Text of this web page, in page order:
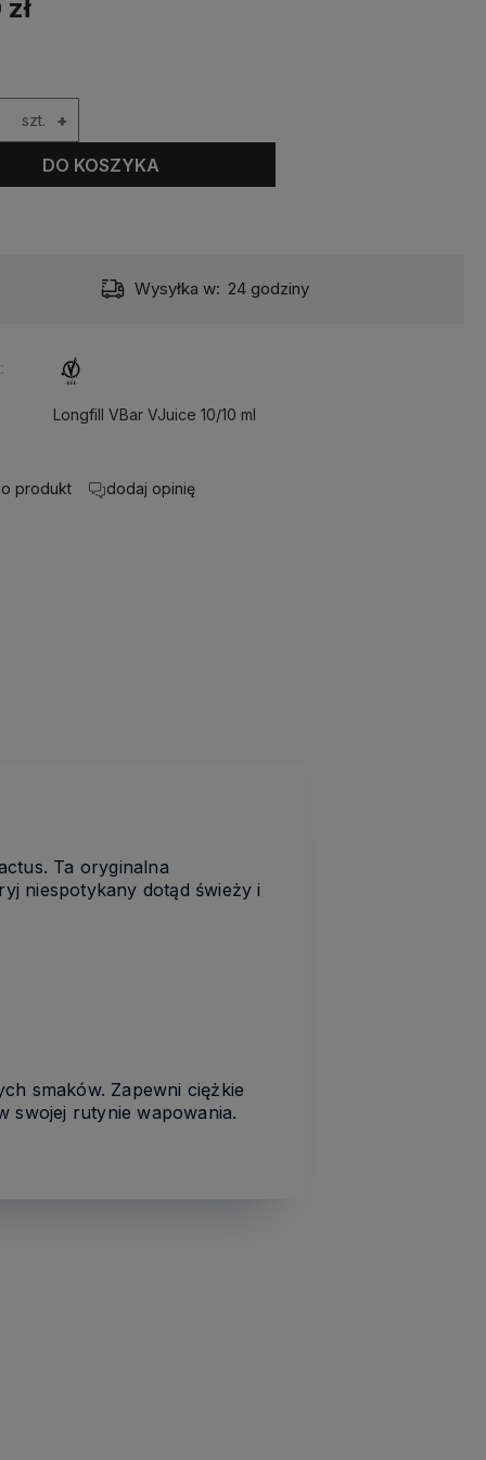
szt. +
DO KOSZYKA
Wysyłka w: 24 godziny
Longfill VBar VJuice 10/10 ml
produkt dodaj opinię
Ta oryginalna
niespotykany dotąd świeży i
smaków. Zapewni ciężkie
swojej rutynie wapowania.